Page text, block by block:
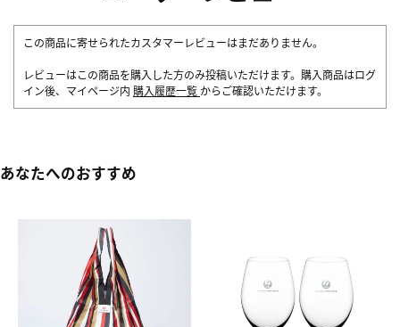
この商品に寄せられたカスタマーレビューはまだありません。
レビューはこの商品を購入した方のみ投稿いただけます。購入商品はログ
イン後、マイページ内 購入履歴一覧 からご確認いただけます。
あなたへのおすすめ